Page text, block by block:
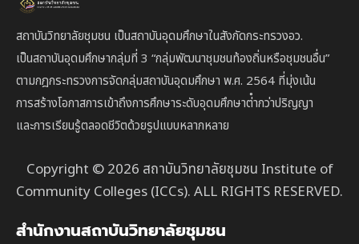
สถาบันวิทยาลัยชุมชน เป็นสถาบันอุดมศึกษาในสังกัดกระทรวงอว.
เป็นสถาบันอุดมศึกษากลุ่มที่ 3 “กลุ่มพัฒนาชุมชนท้องถิ่นหรือชุมชนอื่น”
ตามกฎกระทรวงการจัดกลุ่มสถาบันอุดมศึกษา พ.ศ. 2564 ที่มุ่งเน้น
การสร้างโอกาสการเข้าถึงการศึกษาระดับอุดมศึกษาต่ํากว่าปริญญา
และการเรียนรู้ตลอดชีวิตด้วยรูปแบบหลากหลาย
Copyright © 2026 สถาบันวิทยาลัยชุมชน Institute of
Community Colleges (ICCs). ALL RIGHTS RESERVED.
สำนักงานสถาบันวิทยาลัยชุมชน